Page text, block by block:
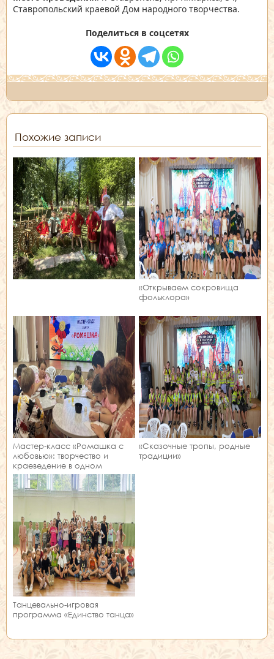
Ставропольский краевой Дом народного творчества.
Поделиться в соцсетях
Похожие записи
«Открываем сокровища
фольклора»
Мастер‑класс «Ромашка с
любовью»: творчество и
краеведение в одном
занятии!
«Сказочные тропы, родные
традиции»
Танцевально-игровая
программа «Единство танца»